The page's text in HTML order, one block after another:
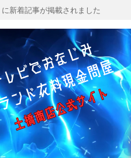
新着記事が掲載されました